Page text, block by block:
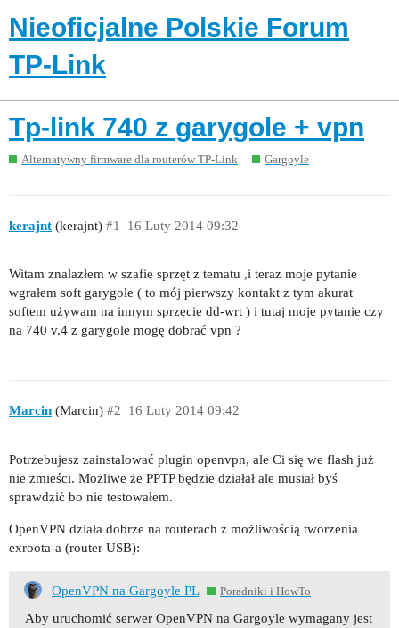
Nieoficjalne Polskie Forum
TP-Link
Tp-link 740 z garygole + vpn
Alternatywny firmware dla routerów TP-Link Gargoyle
kerajnt (kerajnt) 16 Luty 2014 09:32
#1
Witam znalazłem w szafie sprzęt z tematu ,i teraz moje pytanie
wgrałem soft garygole ( to mój pierwszy kontakt z tym akurat
softem używam na innym sprzęcie dd-wrt ) i tutaj moje pytanie czy
na 740 v.4 z garygole mogę dobrać vpn ?
Marcin (Marcin) 16 Luty 2014 09:42
#2
Potrzebujesz zainstalować plugin openvpn, ale Ci się we flash już
nie zmieści. Możliwe że PPTP będzie działał ale musiał byś
sprawdzić bo nie testowałem.
OpenVPN działa dobrze na routerach z możliwością tworzenia
exroota-a (router USB):
OpenVPN na Gargoyle PL Poradniki i HowTo
Aby uruchomić serwer OpenVPN na Gargoyle wymagany jest